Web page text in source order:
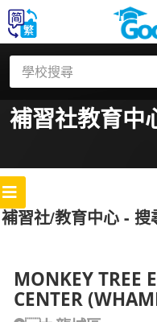
補習社教育中
補習社/教育中心 - 搜
MONKEY TREE
CENTER